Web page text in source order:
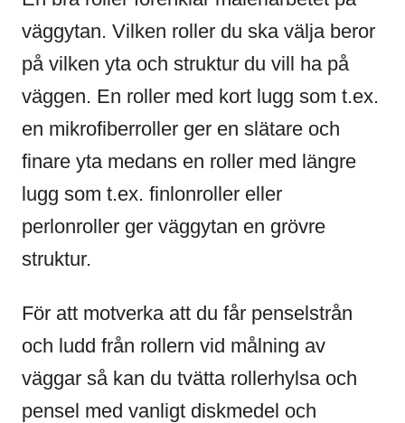
väggytan. Vilken roller du ska välja beror
på vilken yta och struktur du vill ha på
väggen. En roller med kort lugg som t.ex.
en mikrofiberroller ger en slätare och
finare yta medans en roller med längre
lugg som t.ex. finlonroller eller
perlonroller ger väggytan en grövre
struktur.
För att motverka att du får penselstrån
och ludd från rollern vid målning av
väggar så kan du tvätta rollerhylsa och
pensel med vanligt diskmedel och